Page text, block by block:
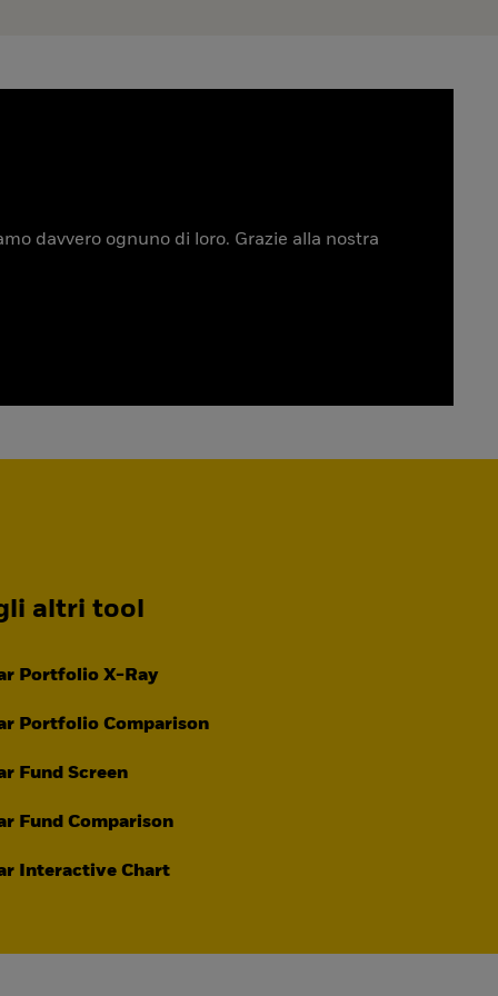
davvero ognuno di loro. Grazie alla nostra
altri tool
Portfolio X-Ray
Portfolio Comparison
Fund Screen
Fund Comparison
Interactive Chart